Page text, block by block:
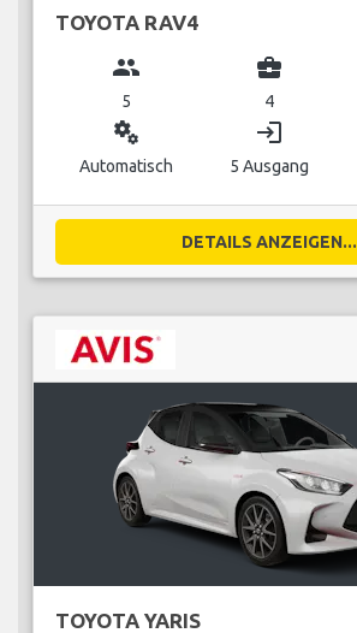
TOYOTA RAV4
group
5
business_center
4
miscellaneous_services
Automatisch
login
5 Ausgang
DETAILS ANZEIGEN...
TOYOTA YARIS